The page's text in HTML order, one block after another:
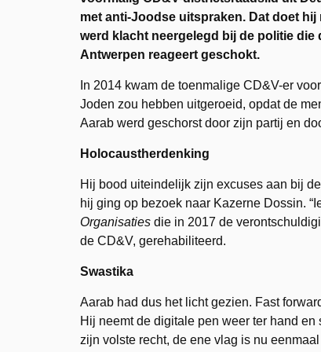
met anti-Joodse uitspraken. Dat doet
werd klacht neergelegd bij de politie die
Antwerpen reageert geschokt.
In 2014 kwam de toenmalige CD&V-er
Joden zou hebben uitgeroeid, opdat de
Aarab werd geschorst door zijn partij en
Holocaustherdenking
Hij bood uiteindelijk zijn excuses aan bij
hij ging op bezoek naar Kazerne Dossin.
Organisaties die in 2017 de
de CD&V, gerehabiliteerd.
Swastika
Aarab had dus het licht gezien. Fast
Hij neemt de digitale pen weer ter hand
zijn volste recht, de ene vlag is nu